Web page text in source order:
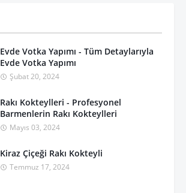
Evde Votka Yapımı - Tüm Detaylarıyla
Evde Votka Yapımı
Şubat 20, 2024
Rakı Kokteylleri - Profesyonel
Barmenlerin Rakı Kokteylleri
Mayıs 03, 2024
Kiraz Çiçeği Rakı Kokteyli
Temmuz 17, 2024